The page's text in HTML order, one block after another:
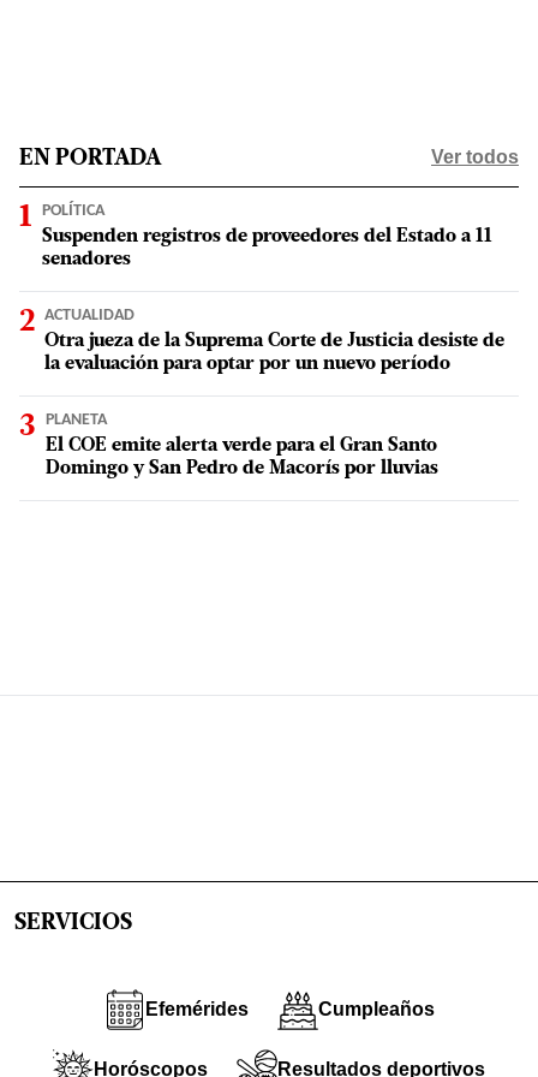
EN PORTADA Ver todos
POLÍTICA
Suspenden registros de proveedores del Estado a 11
senadores
ACTUALIDAD
Otra jueza de la Suprema Corte de Justicia desiste de
la evaluación para optar por un nuevo período
PLANETA
El COE emite alerta verde para el Gran Santo
Domingo y San Pedro de Macorís por lluvias
SERVICIOS
Efemérides Cumpleaños
Horóscopos Resultados deportivos